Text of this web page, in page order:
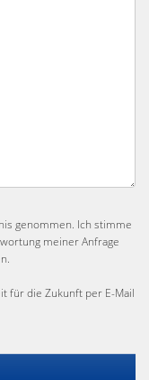
genommen. Ich stimme
meiner Anfrage
für die Zukunft per E-Mail